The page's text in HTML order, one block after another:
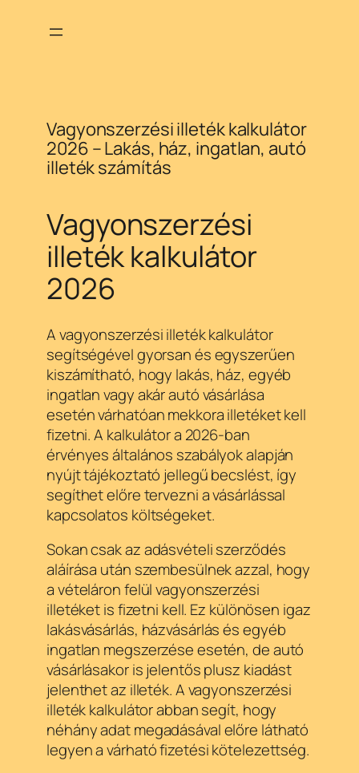
Vagyonszerzési illeték kalkulátor
2026 – Lakás, ház, ingatlan, autó
illeték számítás
Vagyonszerzési
illeték kalkulátor
2026
A vagyonszerzési illeték kalkulátor
segítségével gyorsan és egyszerűen
kiszámítható, hogy lakás, ház, egyéb
ingatlan vagy akár autó vásárlása
esetén várhatóan mekkora illetéket kell
fizetni. A kalkulátor a 2026-ban
érvényes általános szabályok alapján
nyújt tájékoztató jellegű becslést, így
segíthet előre tervezni a vásárlással
kapcsolatos költségeket.
Sokan csak az adásvételi szerződés
aláírása után szembesülnek azzal, hogy
a vételáron felül vagyonszerzési
illetéket is fizetni kell. Ez különösen igaz
lakásvásárlás, házvásárlás és egyéb
ingatlan megszerzése esetén, de autó
vásárlásakor is jelentős plusz kiadást
jelenthet az illeték. A vagyonszerzési
illeték kalkulátor abban segít, hogy
néhány adat megadásával előre látható
legyen a várható fizetési kötelezettség.